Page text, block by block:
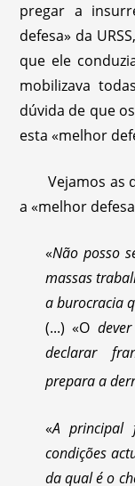
pregar a
defesa» da
que ele
mobilizava
dúvida de que
esta «melhor
Vejamos as
a «melhor defesa
«Não posso
massas
a burocracia
(...) «O
declarar
prepara a
«A principal
condições
da qual é o